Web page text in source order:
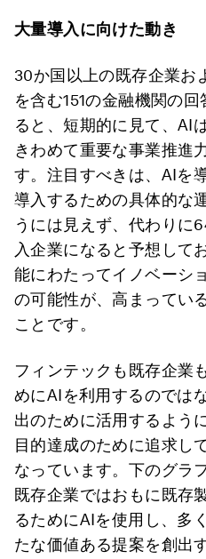
大量導入に向けた動き
30か国以上の既存企業お
を含む151の金融機関の
ると、短期的に見て、AI
きわめて重要な事業推進
す。注目すべきは、AIを
導入するための具体的な
うには見えず、代わりに
入企業になると予想して
能にわたってイノベーシ
の可能性が、高まってい
ことです。
フィンテックも既存企業
めにAIを利用するのでは
出のために活用するよう
目的達成のために追求し
なっています。下のグラ
既存企業ではおもに既存
るためにAIを使用し、多
たな価値ある提案を創出